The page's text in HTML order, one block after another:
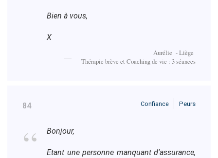
Bien à vous,
X
Aurélie - Liège
Thérapie brève et Coaching de vie : 3 séances
84 Confiance Peurs
Bonjour,
Etant une personne manquant d'assurance,